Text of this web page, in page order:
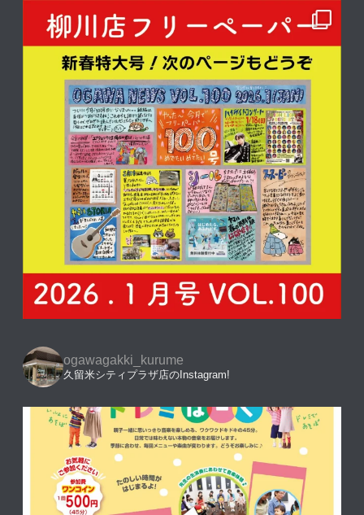
ogawagakki_kurume
久留米シティプラザ店のInstagram!